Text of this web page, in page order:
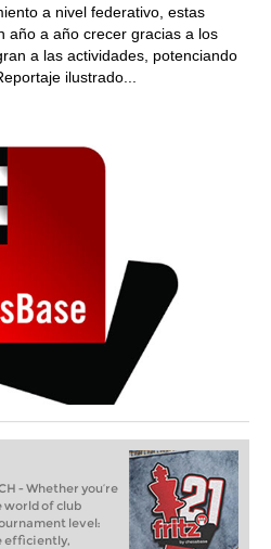
a nivel federativo, estas
año a año crecer gracias a los
a las actividades, potenciando
ilustrado...
- Whether you’re
of club
level:
efficiently,